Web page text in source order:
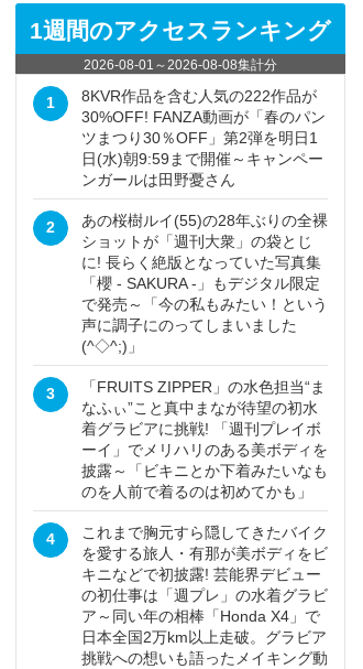
1週間のアクセスランキング
2026-08-01 ～2026-08-08集計分
1
8KVR作品を含む人気の222作品が
30%OFF! FANZA動画が「春のパン
ツまつり30％OFF」第2弾を明日1
日(水)朝9:59まで開催～キャンペー
ンガールは田野憂さん
2
あの桜樹ルイ(55)の28年ぶりの全裸
ショットが「週刊大衆」の袋とじ
に! 長らく絶版となっていた写真集
「櫻 - SAKURA -」もデジタル限定
で発売～「今の私もみたい！という
声に調子にのってしまいました
(^◇^;)」
3
「FRUITS ZIPPER」の水色担当“ま
なふぃ”こと真中まなが待望の初水
着グラビアに挑戦! 「週刊プレイボ
ーイ」でメリハリのある美ボディを
披露～「ビキニとか下着みたいなも
のを人前で着るのは初めてかも」
4
これまで胸元すら隠してきたバイク
を愛する旅人・有那が美ボディをビ
キニなどで初披露! 芸能界デビュー
の初仕事は「週プレ」の水着グラビ
ア～同い年の相棒「Honda X4」で
日本全国2万km以上走破。グラビア
挑戦への想いも語ったメイキング動